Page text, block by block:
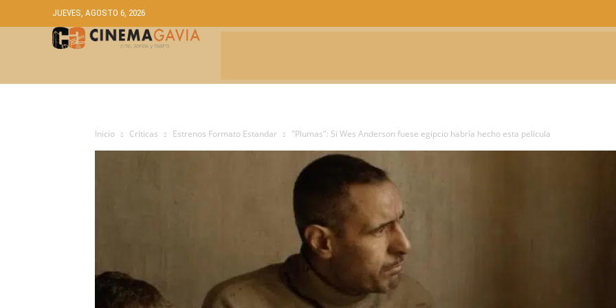
JUEVES, AGOSTO 6, 2026
Inicio Críticas Estrenos Formato Estandar "Plumas": Si Wes Anderson fuese egipcio habría hecho esta película